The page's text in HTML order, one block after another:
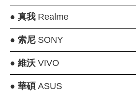
● 真我Realme
● 索尼SONY
● 維沃VIVO
● 華碩 ASUS